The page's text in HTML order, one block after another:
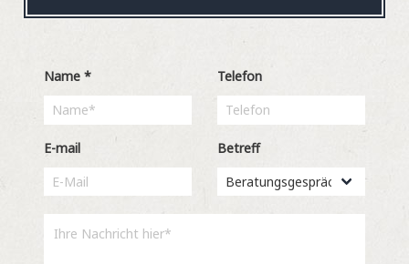
Name * Telefon
E-mail Betreff